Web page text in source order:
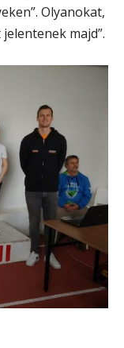
Olyanokat,
majd”.